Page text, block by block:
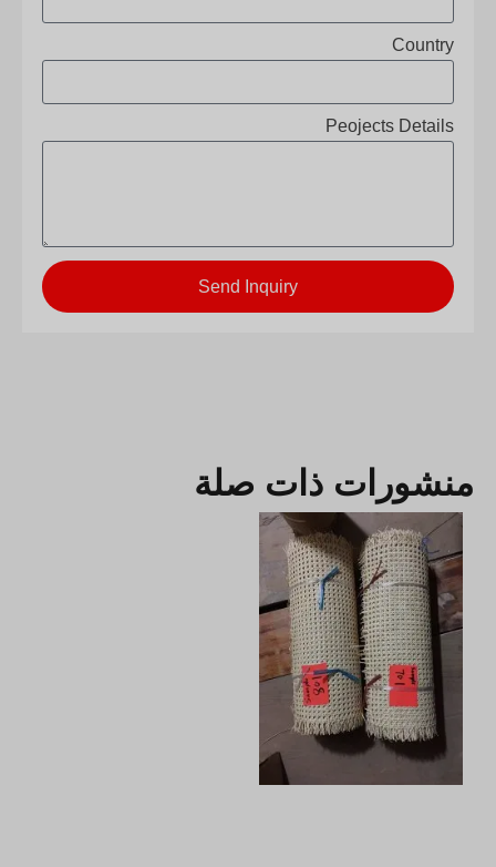
Country
Peojects Details
Send Inquiry
منشورات ذات صلة